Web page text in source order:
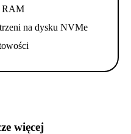
RAM
na dysku NVMe
więcej